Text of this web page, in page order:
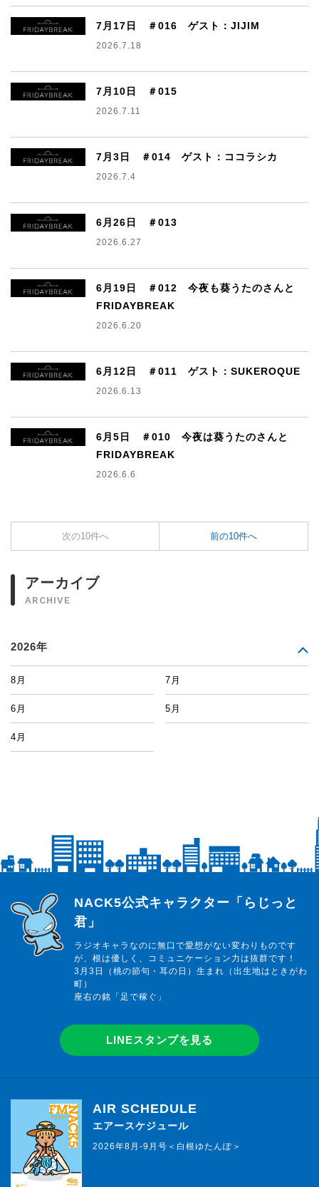
7月17日 ＃016 ゲスト：JIJIM
2026.7.18
7月10日 ＃015
2026.7.11
7月3日 ＃014 ゲスト：ココラシカ
2026.7.4
6月26日 ＃013
2026.6.27
6月19日 ＃012 今夜も葵うたのさんと
FRIDAYBREAK
2026.6.20
6月12日 ＃011 ゲスト：SUKEROQUE
2026.6.13
6月5日 ＃010 今夜は葵うたのさんと
FRIDAYBREAK
2026.6.6
次の10件へ 前の10件へ
アーカイブ
ARCHIVE
2026年
8月 7月
6月 5月
4月
らじっと君
NACK5公式キャラクター「らじっと
君」
ラジオキャラなのに無口で愛想がない変わりものです
が、根は優しく、コミュニケーション力は抜群です！
3月3日（桃の節句・耳の日）生まれ（出生地はときがわ
町）
座右の銘「足で稼ぐ」
LINEスタンプを見る
AIR SCHEDULE
エアースケジュール
2026年8月-9月号＜白根ゆたんぽ＞